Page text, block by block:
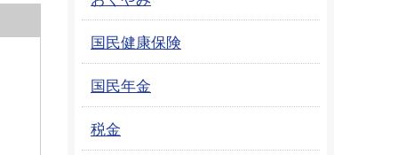
国民健康保険
国民年金
税金